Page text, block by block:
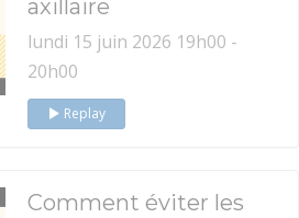
axillaire
lundi 15 juin 2026 19h00 -
20h00
Replay
Comment éviter les